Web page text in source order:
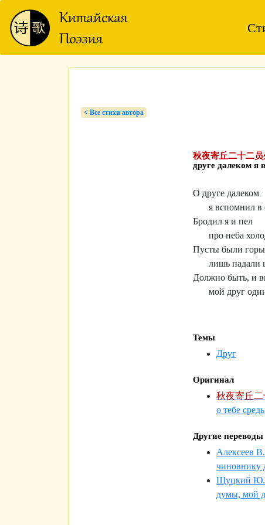
< Bсе стихи автора
秋夜寄丘二十二
друге далеком
О друге далеком
я вспомнил
Бродил я и пел
про неба
Пусты были
лишь падали
Должно быть, и
мой друг
Темы
Друг
Оригинал
秋夜寄丘
о тебе
Другие переводы
Алексеев
чиновнику
Щуцкий
думы, мой